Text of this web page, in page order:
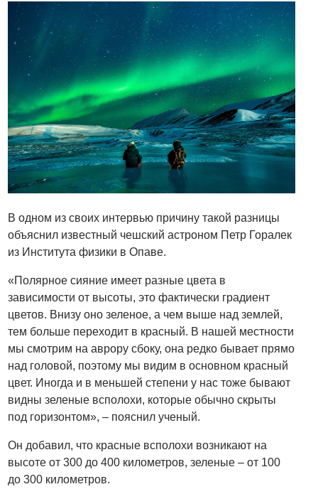
В одном из своих интервью причину такой разницы
объяснил известный чешский астроном Петр Горалек
из Института физики в Опаве.
«Полярное сияние имеет разные цвета в
зависимости от высоты, это фактически градиент
цветов. Внизу оно зеленое, а чем выше над землей,
тем больше переходит в красный. В нашей местности
мы смотрим на аврору сбоку, она редко бывает прямо
над головой, поэтому мы видим в основном красный
цвет. Иногда и в меньшей степени у нас тоже бывают
видны зеленые всполохи, которые обычно скрыты
под горизонтом», – пояснил ученый.
Он добавил, что красные всполохи возникают на
высоте от 300 до 400 километров, зеленые – от 100
до 300 километров.